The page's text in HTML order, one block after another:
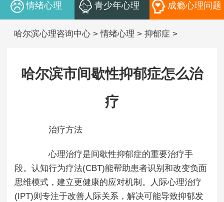
情绪心理 青少年心理 成瘾心理问题
哈尔滨心理咨询中心 >情绪心理 > 抑郁症 >
哈尔滨市间歇性抑郁症怎么治
疗
治疗方法
心理治疗是间歇性抑郁症的重要治疗手
段。认知行为疗法(CBT)能帮助患者识别和改变负面
思维模式，建立更健康的应对机制。人际心理治疗
(IPT)则专注于改善人际关系，解决可能导致抑郁发